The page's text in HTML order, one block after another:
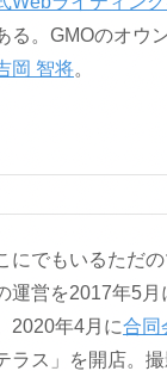
る。GMOのオウ
岡 智将。
にでもいるただ
運営を2017年5
2020年4月に合同
ラス」を開店。